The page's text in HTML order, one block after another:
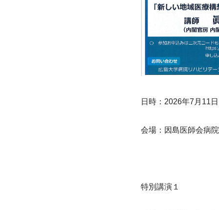
日時：2026年7月11
会場：因島医師会病
特別講演１